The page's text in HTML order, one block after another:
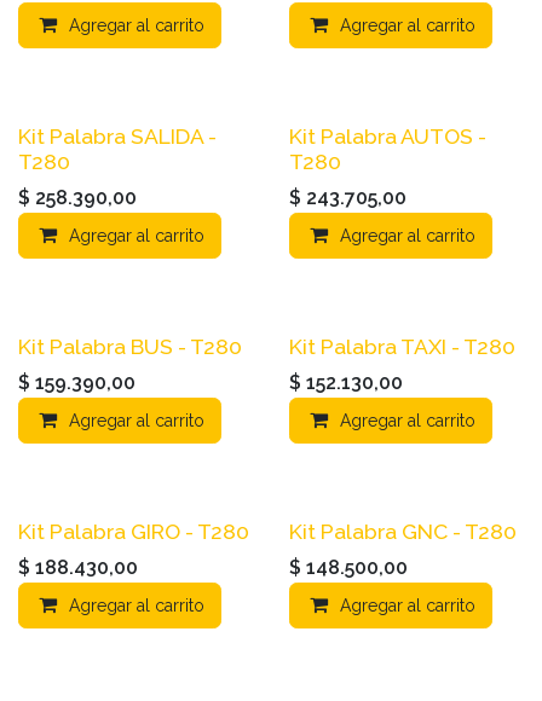
Agregar al carrito Agregar al carrito
Kit Palabra SALIDA -
T280
$ 258.390,00
Agregar al carrito
Kit Palabra AUTOS -
T280
$ 243.705,00
Agregar al carrito
Kit Palabra BUS - T280
$ 159.390,00
Agregar al carrito
Kit Palabra TAXI - T280
$ 152.130,00
Agregar al carrito
Kit Palabra GIRO - T280
$ 188.430,00
Agregar al carrito
Kit Palabra GNC - T280
$ 148.500,00
Agregar al carrito